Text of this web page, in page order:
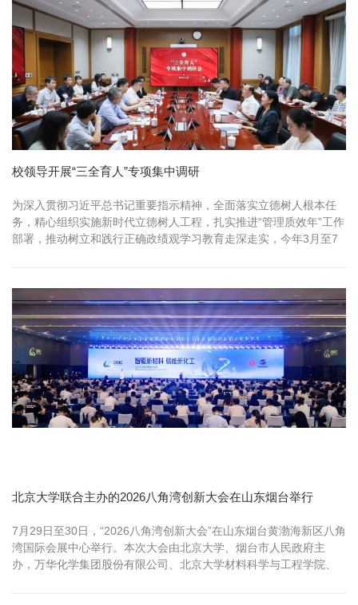
校领导开展“三全育人”专项集中调研
为深入贯彻习近平总书记重要指示精神，全面落实立德树人根本任
务，精心组织实施新时代立德树人工程，扎实推进“管理质效年”工作
部署，推动树立和践行正确政绩观学习教育走深走实，今年3月至7
北京大学联合主办的2026八角湾创新大会在山东烟台举行
7月29日至30日，“2026八角湾创新大会”在山东烟台黄渤海新区八角
湾国际会展中心举行。本次大会由北京大学、烟台市人民政府主
办，万华化学集团股份有限公司、北京大学材料科学与工程学院、